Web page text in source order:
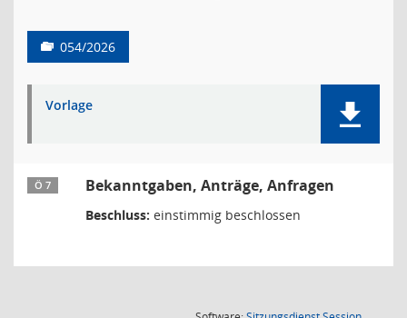
054/2026
Vorlage
Ö 7 Bekanntgaben, Anträge, Anfragen
Beschluss: einstimmig beschlossen